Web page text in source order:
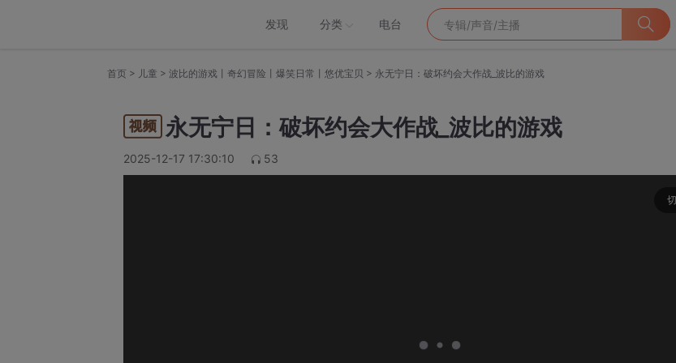
发现 分类 电台
首页 > 儿童 > 波比的游戏丨奇幻冒险丨爆笑日常丨悠优宝贝 > 永无宁日：破坏约会大作战_波比的游戏
永无宁日：破坏约会大作战_波比的游戏
2025-12-17 17:30:10 53